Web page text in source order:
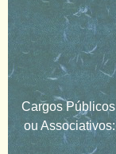
Cargos Públicos
ou Associativos: